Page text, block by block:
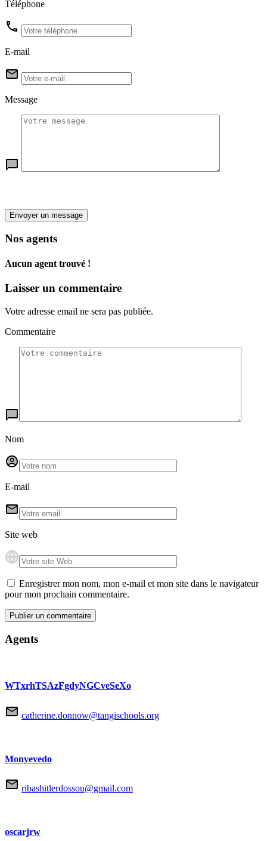
Téléphone
E-mail
Message
Envoyer un message
Nos agents
Aucun agent trouvé !
Laisser un commentaire
Votre adresse email ne sera pas publiée.
Commentaire
Nom
E-mail
Site web
Enregistrer mon nom, mon e-mail et mon site dans le navigateur
pour mon prochain commentaire.
Agents
WTxrhTSAzFgdyNGCveSeXo
catherine.donnow@tangischools.org
Monyevedo
ribashitlerdossou@gmail.com
oscarjrw